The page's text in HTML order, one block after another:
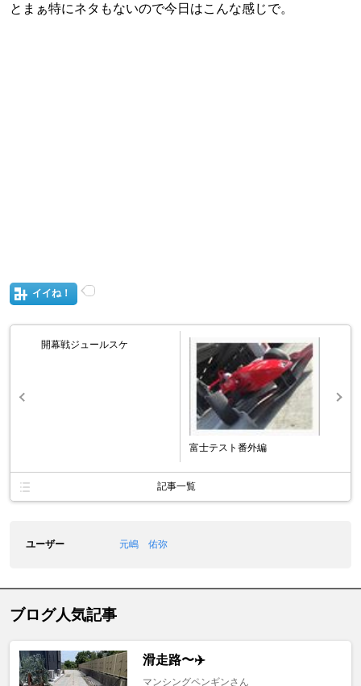
とまぁ特にネタもないので今日はこんな感じで。
イイね！
開幕戦ジュールスケ
富士テスト番外編
記事一覧
ユーザー 元嶋 佑弥
ブログ人気記事
滑走路〜✈️
マンシングペンギンさん